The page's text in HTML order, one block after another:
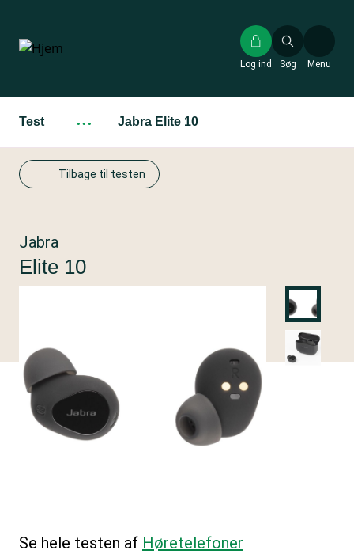
hovedindhold
Søg
Log ind Menu
Test ··· Jabra Elite 10
Tilbage til testen
Jabra
Elite 10
Se hele testen af Høretelefoner